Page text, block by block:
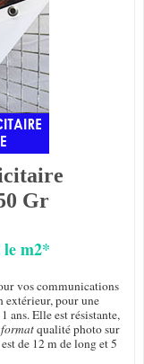
Gr
m2*
vos communications
extérieur, pour une
ans. Elle est résistante,
qualité photo sur
de 12 m de long et 5